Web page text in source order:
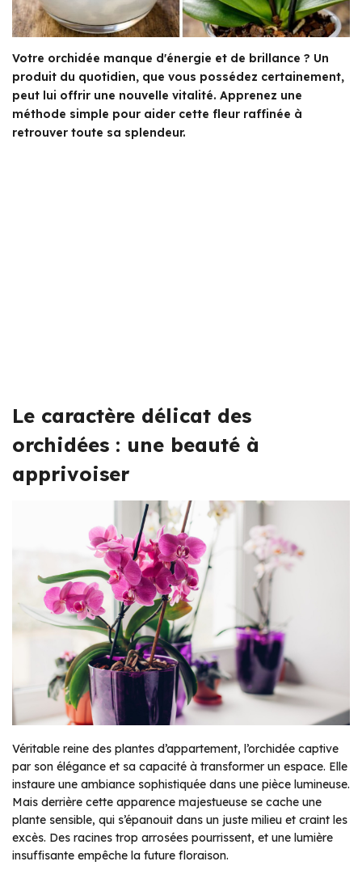
Votre orchidée manque d'énergie et de brillance ? Un
produit du quotidien, que vous possédez certainement,
peut lui offrir une nouvelle vitalité. Apprenez une
méthode simple pour aider cette fleur raffinée à
retrouver toute sa splendeur.
Le caractère délicat des
orchidées : une beauté à
apprivoiser
Véritable reine des plantes d’appartement, l’orchidée captive
par son élégance et sa capacité à transformer un espace. Elle
instaure une ambiance sophistiquée dans une pièce lumineuse.
Mais derrière cette apparence majestueuse se cache une
plante sensible, qui s’épanouit dans un juste milieu et craint les
excès. Des racines trop arrosées pourrissent, et une lumière
insuffisante empêche la future floraison.